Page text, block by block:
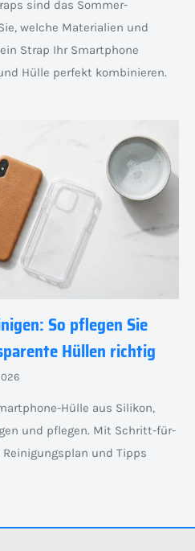
sind das Sommer-
welche Materialien und
Strap Ihr Smartphone
Hülle perfekt kombinieren.
So pflegen Sie
Hüllen richtig
Hülle aus Silikon,
und pflegen. Mit Schritt-für-
und Tipps